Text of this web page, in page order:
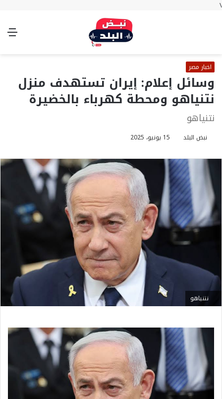
\
الوضع
اخبار مصر
وسائل إعلام: إيران تستهدف منزل
نتنياهو ومحطة كهرباء بالخضيرة
نتنياهو
نبض البلد 15 يونيو، 2025
نتنياهو